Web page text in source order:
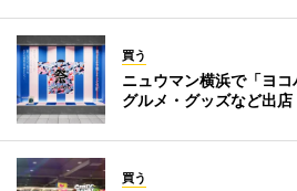
買う
ニュウマン横浜で「ヨ
グルメ・グッズなど出店
買う